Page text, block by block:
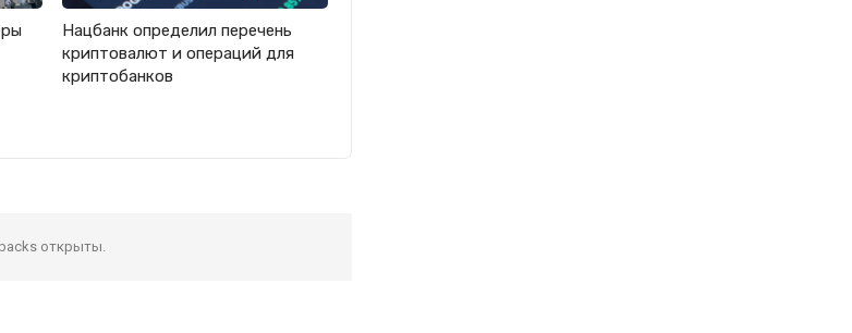
Нацбанк определил перечень
криптовалют и операций для
криптобанков
открыты.